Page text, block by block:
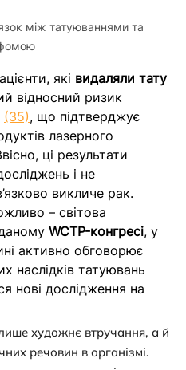
між татуюваннями та
які видаляли тату
відносний ризик
(35), що підтверджує
лазерного
ці результати
і не
викличе рак.
– світова
WCTP-конгресі, у
активно обговорює
наслідків татуювань
нові дослідження на
художнє втручання, а й
речовин в організмі.